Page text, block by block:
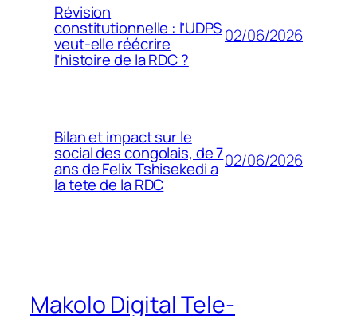
Révision
constitutionnelle : l’UDPS
veut-elle réécrire
l’histoire de la RDC ?
02/06/2026
Bilan et impact sur le
social des congolais, de 7
ans de Felix Tshisekedi a
la tete de la RDC
02/06/2026
Makolo Digital Tele-